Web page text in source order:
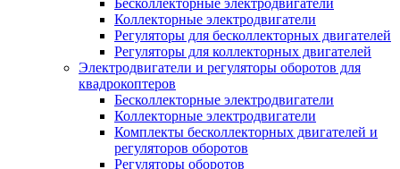
Бесколлекторные электродвигатели
Коллекторные электродвигатели
Регуляторы для бесколлекторных двигателей
Регуляторы для коллекторных двигателей
Электродвигатели и регуляторы оборотов для
квадрокоптеров
Бесколлекторные электродвигатели
Коллекторные электродвигатели
Комплекты бесколлекторных двигателей и
регуляторов оборотов
Регуляторы оборотов